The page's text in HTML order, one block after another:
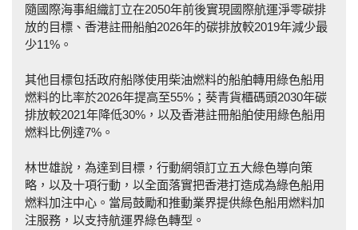
隨國際海事組織訂立在2050年前後實現國際航運淨零碳排
放的目標、香港註冊船舶2026年的碳排放較2019年減少最
少11%。
其他目標包括政府船隊使用柴油燃料的船舶轉用綠色船用
燃料的比率於2026年提高至55%；葵青貨櫃碼頭2030年碳
排放較2021年降低30%，以及香港註冊船舶使用綠色船用
燃料比例達7%。
林世雄說，為達到目標，行動網領訂立五大綠色導向策
略，以及十項行動，以全面落實把香港打造成為綠色船用
燃料加注中心。當局鼓勵和推動業界提供綠色船用燃料加
注服務，以支持航運界綠色轉型。